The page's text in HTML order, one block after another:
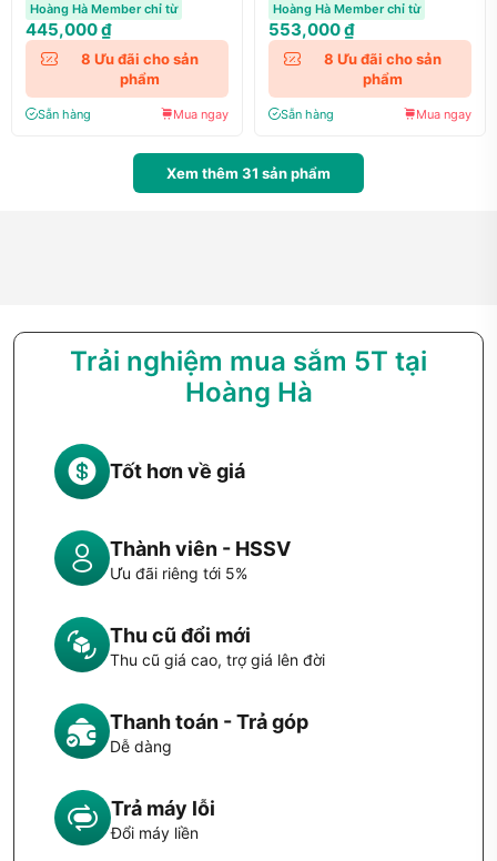
Hoàng Hà Member chỉ từ
445,000 ₫
8 Ưu đãi cho sản
phẩm
Sẵn hàng Mua ngay
Hoàng Hà Member chỉ từ
553,000 ₫
8 Ưu đãi cho sản
phẩm
Sẵn hàng Mua ngay
Xem thêm 31 sản phẩm
Trải nghiệm mua sắm 5T tại
Hoàng Hà
Tốt hơn về giá
Thành viên - HSSV
Ưu đãi riêng tới 5%
Thu cũ đổi mới
Thu cũ giá cao, trợ giá lên đời
Thanh toán - Trả góp
Dễ dàng
Trả máy lỗi
Đổi máy liền